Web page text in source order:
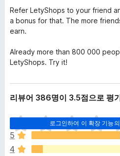
Refer LetyShops to your friend
a bonus for that. The more
earn.
Already more than 800 000
LetyShops. Try it!
리뷰어 386명이 3.5점으로 평
로그인하여 이 확장 기능
아
직
평
점
5
4